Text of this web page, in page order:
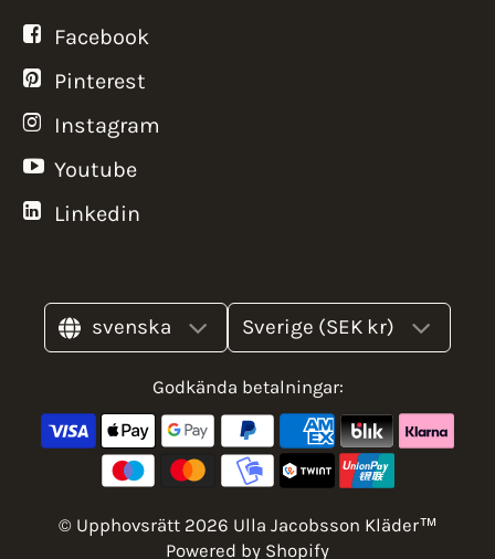
Facebook
Pinterest
Instagram
Youtube
Linkedin
Godkända betalningar:
© Upphovsrätt 2026 Ulla Jacobsson Kläder™
Powered by Shopify
svenska Sverige (SEK kr)